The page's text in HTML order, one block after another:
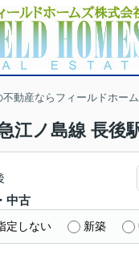
不動産ならフィールドホー
江ノ島線 長後
中古
定しない 新築